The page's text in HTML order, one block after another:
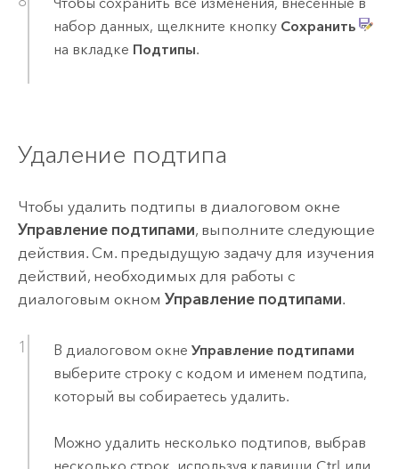
Чтобы сохранить все изменения, внесенные в
набор данных, щелкните кнопку Сохранить
на вкладке Подтипы.
Удаление подтипа
Чтобы удалить подтипы в диалоговом окне
Управление подтипами, выполните следующие
действия. См. предыдущую задачу для изучения
действий, необходимых для работы с
диалоговым окном Управление подтипами.
В диалоговом окне Управление подтипами
выберите строку с кодом и именем подтипа,
который вы собираетесь удалить.
Можно удалить несколько подтипов, выбрав